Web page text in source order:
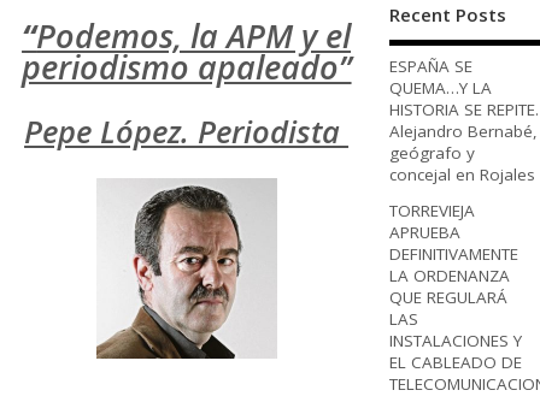
“Podemos, la APM y el
periodismo apaleado”
Pepe López. Periodista
Recent Posts
ESPAÑA SE
QUEMA…Y LA
HISTORIA SE REPITE.
Alejandro Bernabé,
geógrafo y
concejal en Rojales
TORREVIEJA
APRUEBA
DEFINITIVAMENTE
LA ORDENANZA
QUE REGULARÁ
LAS
INSTALACIONES Y
EL CABLEADO DE